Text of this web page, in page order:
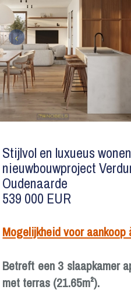
<
Stijlvol en luxueus
nieuwbouwproject
Oudenaarde
539 000 EUR
Mogelijkheid voor aankoop
Betreft een 3 slaapkamer
met terras (21.65m²).